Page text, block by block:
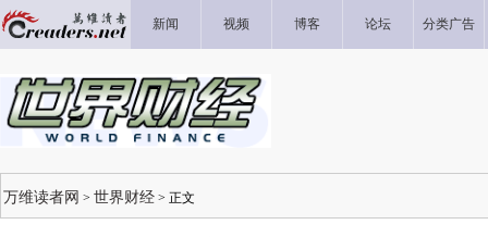
新闻 视频 博客 论坛 分类广告
万维读者网 > 世界财经 > 正文